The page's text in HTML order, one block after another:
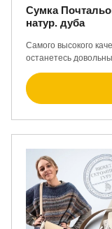
Сумка
натур. дуба
Самого высокого
останетесь